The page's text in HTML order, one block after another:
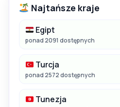
Najtańsze kraje
Egipt
ponad 2091 dostępnych
Turcja
ponad 2572 dostępnych
Tunezja